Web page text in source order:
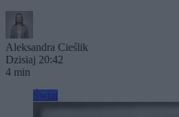
Aleksandra Cieślik
Dzisiaj 20:42
4 min